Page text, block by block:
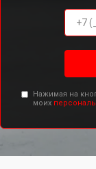
Нажимая на
моих